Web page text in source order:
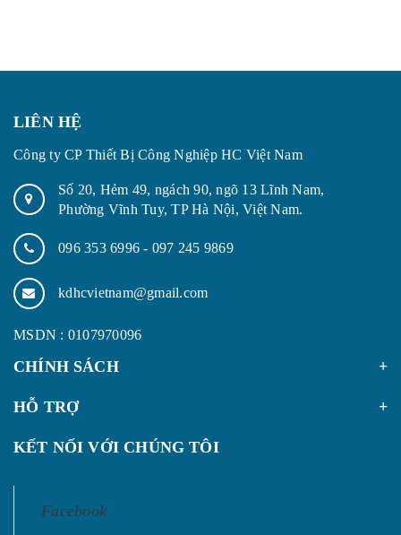
LIÊN HỆ
Công ty CP Thiết Bị Công Nghiệp HC Việt Nam
Số 20, Hẻm 49, ngách 90, ngõ 13 Lĩnh Nam,
Phường Vĩnh Tuy, TP Hà Nội, Việt Nam.
096 353 6996- 097 245 9869
kdhcvietnam@gmail.com
MSDN : 0107970096
CHÍNH SÁCH
HỖ TRỢ
KẾT NỐI VỚI CHÚNG TÔI
Facebook